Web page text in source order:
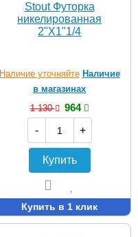
Stout Футорка
никелированная
2"X1"1/4
Наличие уточняйте Наличие
в магазинах
1 130
964
-
+
Купить
Купить в 1 клик